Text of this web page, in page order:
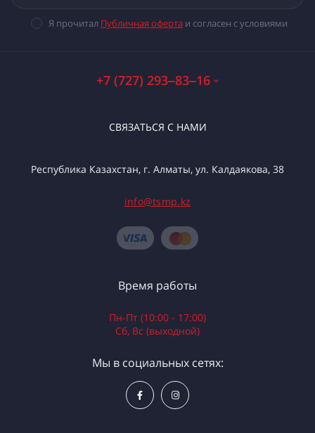
Я прочитал Публичная оферта и согласен с условиями
+7 (727) 293‒83‒16
СВЯЗАТЬСЯ С НАМИ
Республика Казахстан, г. Алматы, ул. Калдаякова, 38
info@tsmp.kz
Время работы
Пн-Пт (10:00 - 17:00)
Сб, Вс (выходной)
Мы в социальных сетях: